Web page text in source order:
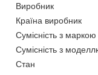
Виробник
Країна виробник
Сумісність з маркою
Сумісність з
Стан